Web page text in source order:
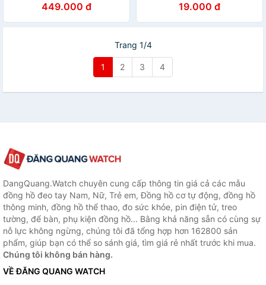
449.000 đ 19.000 đ
Trang 1/4
1 2 3 4
DangQuang.Watch chuyên cung cấp thông tin giá cả các mẫu
đồng hồ đeo tay Nam, Nữ, Trẻ em, Đồng hồ cơ tự động, đồng hồ
thông minh, đồng hồ thể thao, đo sức khỏe, pin điện tử, treo
tường, để bàn, phụ kiện đồng hồ... Bằng khả năng sẵn có cùng sự
nỗ lực không ngừng, chúng tôi đã tổng hợp hơn 162800 sản
phẩm, giúp bạn có thể so sánh giá, tìm giá rẻ nhất trước khi mua.
Chúng tôi không bán hàng.
VỀ ĐĂNG QUANG WATCH